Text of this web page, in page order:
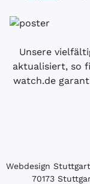
Unsere
aktualisiert, so
watch.de
Webdesign Stuttgart
70173